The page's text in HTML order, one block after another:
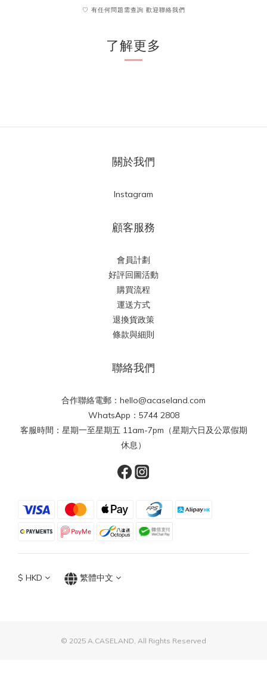
♡ 有任何問題需查詢 歡迎聯絡我們
了解更多
關於我們
Instagram
顧客服務
會員計劃
好評回圖活動
購買流程
運送方式
退換貨政策
條款與細則
聯絡我們
合作聯絡電郵：hello@acaseland.com
WhatsApp：5744 2808
客服時間：星期一至星期五 11am-7pm（星期六日及公眾假期
休息）
$ HKD 繁體中文
© 2025 A.CASELAND, All Rights Reserved